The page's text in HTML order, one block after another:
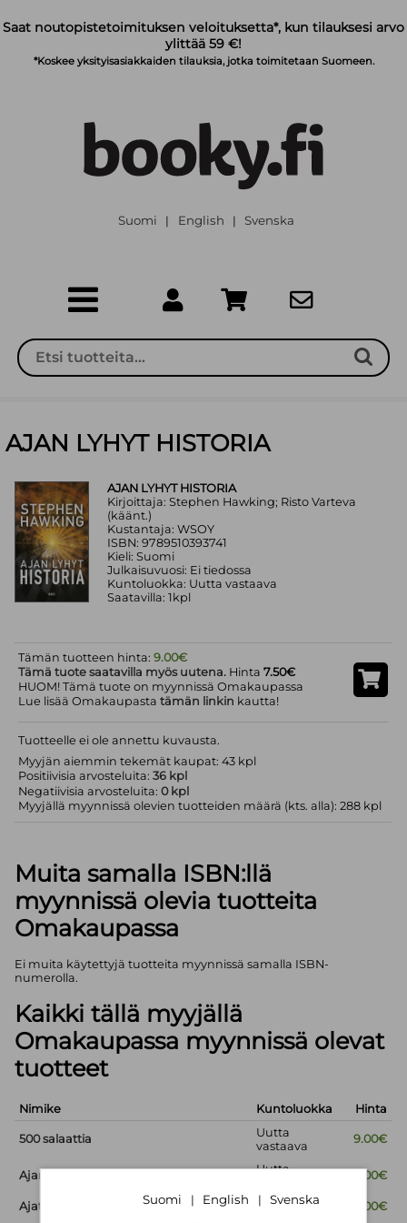
Saat noutopistetoimituksen veloituksetta*, kun tilauksesi arvo
ylittää 59 €!
*Koskee yksityisasiakkaiden tilauksia, jotka toimitetaan Suomeen.
Suomi | English | Svenska
AJAN LYHYT HISTORIA
AJAN LYHYT HISTORIA
Kirjoittaja: Stephen Hawking; Risto Varteva
(käänt.)
Kustantaja: WSOY
ISBN: 9789510393741
Kieli: Suomi
Julkaisuvuosi: Ei tiedossa
Kuntoluokka: Uutta vastaava
Saatavilla: 1kpl
Tämän tuotteen hinta:9.00€
Tämä tuote saatavilla myös uutena. Hinta7.50€
HUOM! Tämä tuote on myynnissä Omakaupassa
Lue lisää Omakaupastatämän linkin kautta!
Tuotteelle ei ole annettu kuvausta.
Myyjän aiemmin tekemät kaupat: 43 kpl
Positiivisia arvosteluita:36 kpl
Negatiivisia arvosteluita:0 kpl
Myyjällä myynnissä olevien tuotteiden määrä (kts. alla): 288 kpl
Muita samalla ISBN:llä
myynnissä olevia tuotteita
Omakaupassa
Ei muita käytettyjä tuotteita myynnissä samalla ISBN-
numerolla.
Kaikki tällä myyjällä
Omakaupassa myynnissä olevat
tuotteet
Nimike Kuntoluokka Hinta
500 salaattia
Uutta
vastaava
9.00€
Ajan lyhyt historia
Uutta
9.00€
Ajaton viisaus Uusi
9.00€
Suomi | English | Svenska